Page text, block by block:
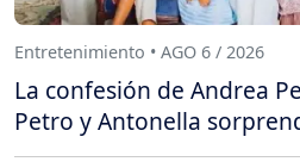
Entretenimiento • AGO 6 / 2026
La confesión de Andrea
Petro y Antonella